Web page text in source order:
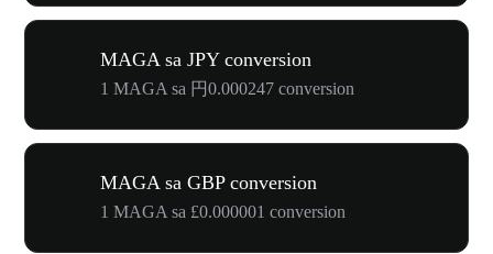
MAGA sa JPY conversion
1 MAGA sa 円0.000247 conversion
MAGA sa GBP conversion
1 MAGA sa £0.000001 conversion